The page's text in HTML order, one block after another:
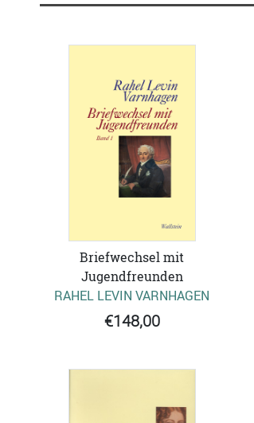
Briefwechsel mit
Jugendfreunden
RAHEL LEVIN VARNHAGEN
€148,00